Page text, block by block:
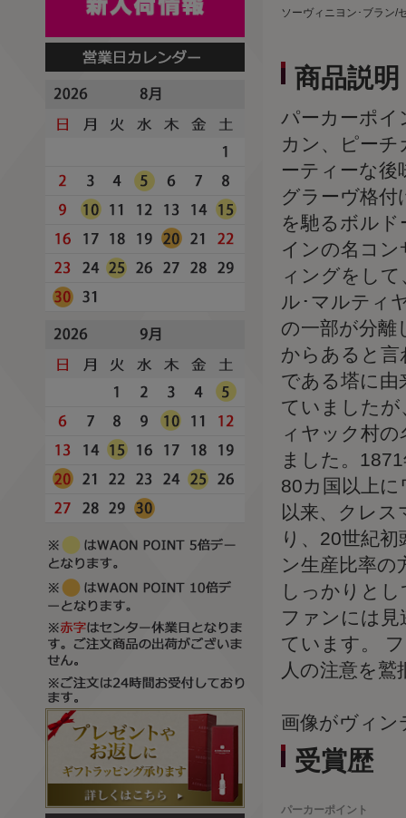
ソーヴィニヨン･ブラン/
商品説明
パーカーポイ
カン、ピー
ーティーな後
グラーヴ格
を馳るボルド
インの名コ
ィングをし
ル･マルティ
の一部が分離
からあると言
である塔に由
ていましたが
ィヤック村
ました。
80カ国以上
以来、クレ
り、20世紀
ン生産比率
しっかりと
ファンには
ています。
人の注意を
画像がヴィン
受賞歴
パーカーポイント